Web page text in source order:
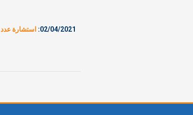
02/04/2021: استشارة عدد C06/2021